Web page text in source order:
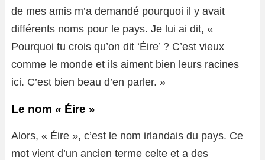
de mes amis m’a demandé pourquoi il y avait
différents noms pour le pays. Je lui ai dit, «
Pourquoi tu crois qu’on dit ‘Éire’ ? C’est vieux
comme le monde et ils aiment bien leurs racines
ici. C’est bien beau d’en parler. »
Le nom « Éire »
Alors, « Éire », c’est le nom irlandais du pays. Ce
mot vient d’un ancien terme celte et a des